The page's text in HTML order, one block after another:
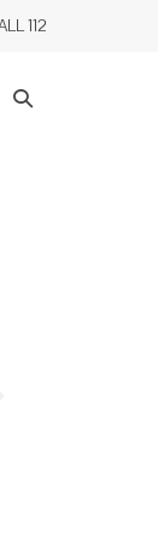
112